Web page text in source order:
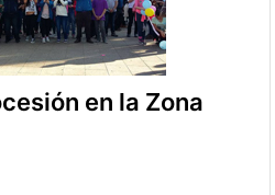
en la Zona